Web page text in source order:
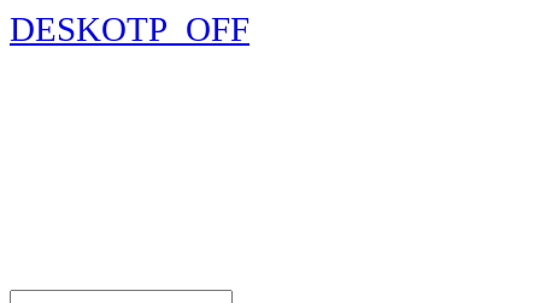
DESKOTP_OFF